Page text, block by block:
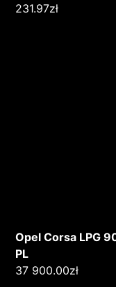
231.97zł
Opel Corsa LPG
PL
37 900.00zł